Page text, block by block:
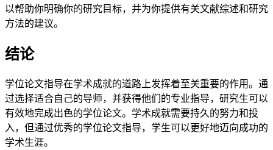
以帮助你明确你的研究目标，并为你提供有关文献综述和研究
方法的建议。
结论
学位论文指导在学术成就的道路上发挥着至关重要的作用。通
过选择适合自己的导师，并获得他们的专业指导，研究生可以
有效地完成出色的学位论文。学术成就需要持久的努力和投
入，但通过优秀的学位论文指导，学生可以更好地迈向成功的
学术生涯。